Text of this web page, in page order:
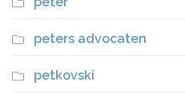
peters advocaten
petkovski